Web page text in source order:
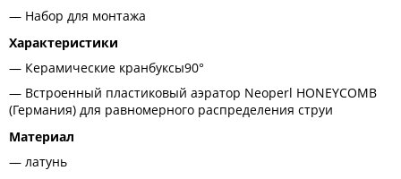
Набор для монтажа
Характеристики
Керамические кранбуксы90°
Встроенный пластиковый аэратор Neoperl HONEYCOMB
(Германия) для равномерного распределения струи
Материал
латунь